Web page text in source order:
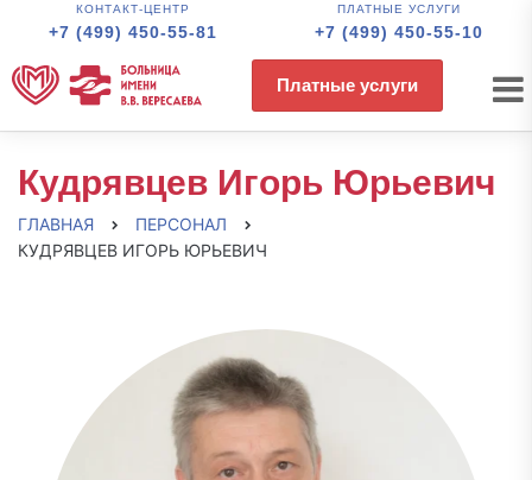
КОНТАКТ-ЦЕНТР
+7 (499) 450-55-81
ПЛАТНЫЕ УСЛУГИ
+7 (499) 450-55-10
Платные услуги
Кудрявцев Игорь Юрьевич
ГЛАВНАЯ
ПЕРСОНАЛ
КУДРЯВЦЕВ ИГОРЬ ЮРЬЕВИЧ